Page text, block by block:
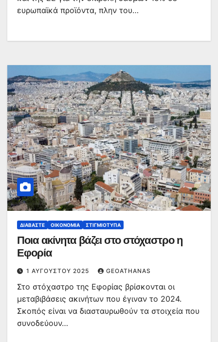
ευρωπαϊκά προϊόντα, πλην του…
ΔΙΑΒΆΣΤΕ ΟΙΚΟΝΟΜΊΑ ΣΤΙΓΜΙΌΤΥΠΑ
Ποια ακίνητα βάζει στο στόχαστρο η
Εφορία
1 ΑΥΓΟΎΣΤΟΥ 2025 GEOATHANAS
Στο στόχαστρο της Εφορίας βρίσκονται οι
μεταβιβάσεις ακινήτων που έγιναν το 2024.
Σκοπός είναι να διασταυρωθούν τα στοιχεία που
συνοδεύουν…